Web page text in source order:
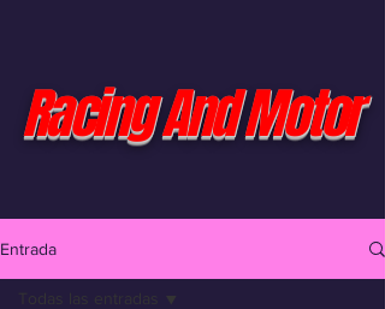
Racing And Motor
Entrada
Todas las entradas